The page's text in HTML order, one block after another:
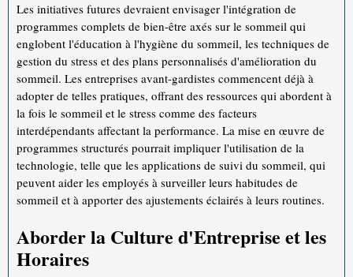
Les initiatives futures devraient envisager l'intégration de
programmes complets de bien-être axés sur le sommeil qui
englobent l'éducation à l'hygiène du sommeil, les techniques de
gestion du stress et des plans personnalisés d'amélioration du
sommeil. Les entreprises avant-gardistes commencent déjà à
adopter de telles pratiques, offrant des ressources qui abordent à
la fois le sommeil et le stress comme des facteurs
interdépendants affectant la performance. La mise en œuvre de
programmes structurés pourrait impliquer l'utilisation de la
technologie, telle que les applications de suivi du sommeil, qui
peuvent aider les employés à surveiller leurs habitudes de
sommeil et à apporter des ajustements éclairés à leurs routines.
Aborder la Culture d'Entreprise et les
Horaires